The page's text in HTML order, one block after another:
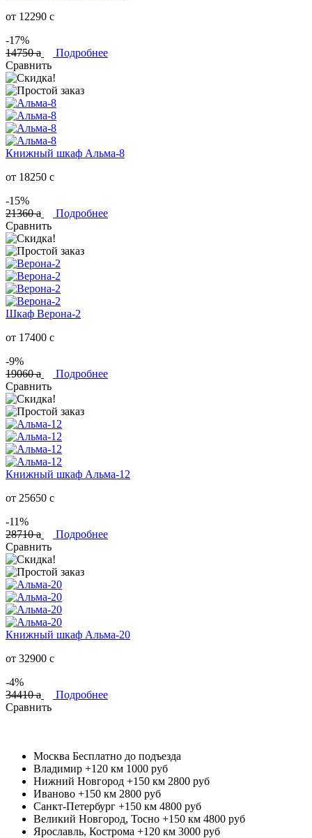
от 12290 c
-17%
14750a
Подробнее
Сравнить
Книжный шкаф Альма-8
от 18250 c
-15%
21360a
Подробнее
Сравнить
Шкаф Верона-2
от 17400 c
-9%
19060a
Подробнее
Сравнить
Книжный шкаф Альма-12
от 25650 c
-11%
28710a
Подробнее
Сравнить
Книжный шкаф Альма-20
от 32900 c
-4%
34410a
Подробнее
Сравнить
Москва Бесплатно до подъезда
Владимир +120 км 1000 руб
Нижний Новгород +150 км 2800 руб
Иваново +150 км 2800 руб
Санкт-Петербург +150 км 4800 руб
Великий Новгород, Тосно +150 км 4800 руб
Ярославль, Кострома +120 км 3000 руб